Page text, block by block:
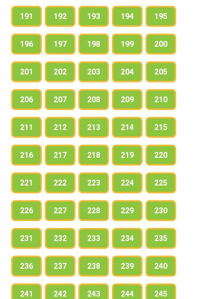
191 192 193 194 195
196 197 198 199 200
201 202 203 204 205
206 207 208 209 210
211 212 213 214 215
216 217 218 219 220
221 222 223 224 225
226 227 228 229 230
231 232 233 234 235
236 237 238 239 240
241 242 243 244 245